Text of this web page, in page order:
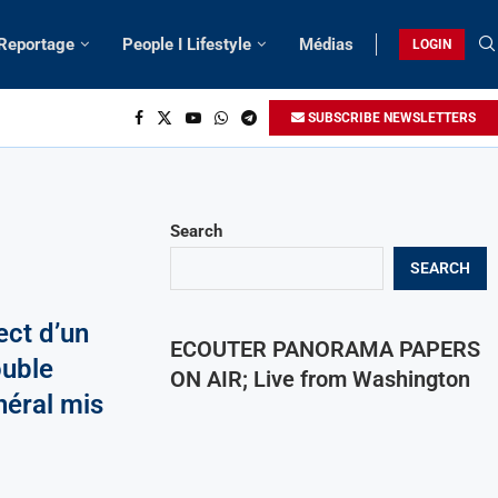
People I Lifestyle Médias LOGIN
SUBSCRIBE NEWSLETTERS
d’un
mis
Search
SEARCH
ECOUTER PANORAMA PAPERS
ON AIR; Live from Washington